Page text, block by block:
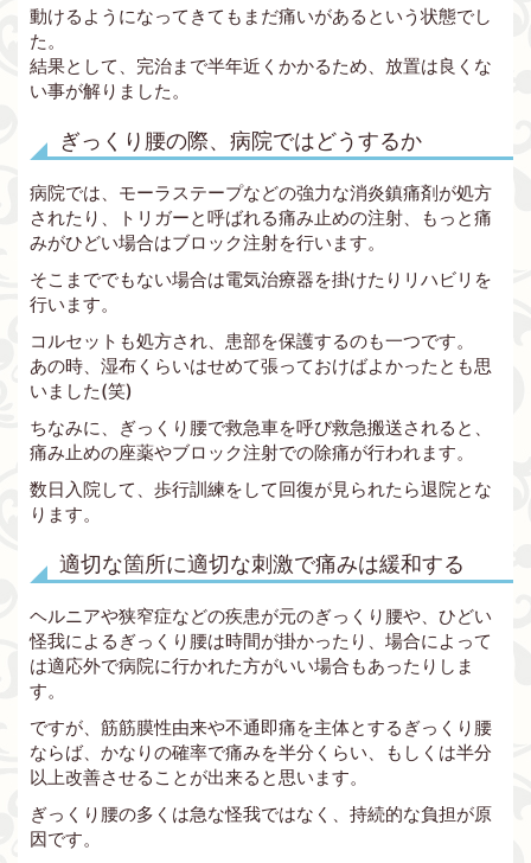
動けるようになってきてもまだ痛いがあるという状態でし
た。
結果として、完治まで半年近くかかるため、放置は良くな
い事が解りました。
ぎっくり腰の際、病院ではどうするか
病院では、モーラステープなどの強力な消炎鎮痛剤が処方
されたり、トリガーと呼ばれる痛み止めの注射、もっと痛
みがひどい場合はブロック注射を行います。
そこまででもない場合は電気治療器を掛けたりリハビリを
行います。
コルセットも処方され、患部を保護するのも一つです。
あの時、湿布くらいはせめて張っておけばよかったとも思
いました(笑)
ちなみに、ぎっくり腰で救急車を呼び救急搬送されると、
痛み止めの座薬やブロック注射での除痛が行われます。
数日入院して、歩行訓練をして回復が見られたら退院とな
ります。
適切な箇所に適切な刺激で痛みは緩和する
ヘルニアや狭窄症などの疾患が元のぎっくり腰や、ひどい
怪我によるぎっくり腰は時間が掛かったり、場合によって
は適応外で病院に行かれた方がいい場合もあったりしま
す。
ですが、筋筋膜性由来や不通即痛を主体とするぎっくり腰
ならば、かなりの確率で痛みを半分くらい、もしくは半分
以上改善させることが出来ると思います。
ぎっくり腰の多くは急な怪我ではなく、持続的な負担が原
因です。